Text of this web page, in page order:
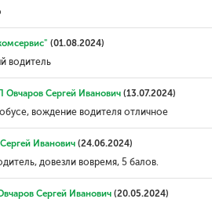
(01.08.2024)
водитель
Овчаров Сергей Иванович(13.07.2024)
вождение водителя отличное
Иванович(24.06.2024)
довезли вовремя, 5 балов.
Сергей Иванович(20.05.2024)